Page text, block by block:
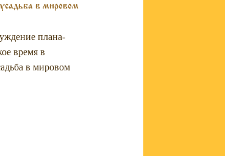
в мировом
плана-
время в
в мировом